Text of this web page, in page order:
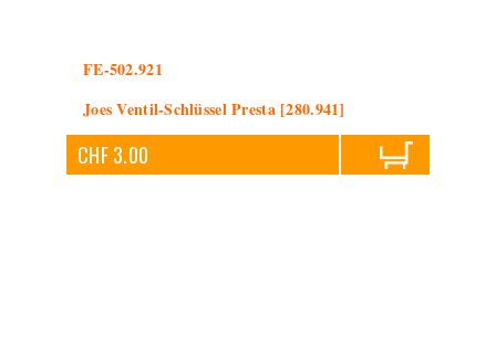
FE-502.921
Joes Ventil-Schlüssel Presta [280.941]
CHF 3.00